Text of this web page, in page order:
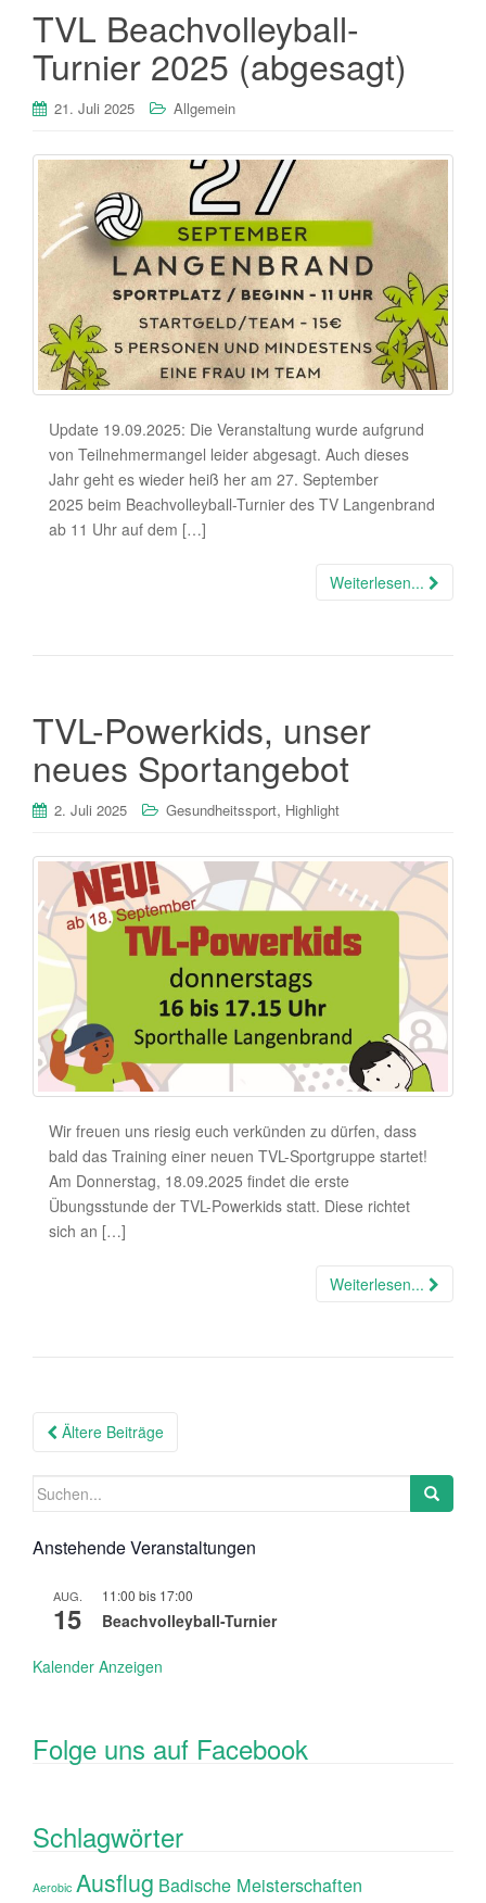
TVL Beachvolleyball-
Turnier 2025 (abgesagt)
21. Juli 2025 Allgemein
Update 19.09.2025: Die Veranstaltung wurde aufgrund
von Teilnehmermangel leider abgesagt. Auch dieses
Jahr geht es wieder heiß her am 27. September
2025 beim Beachvolleyball-Turnier des TV Langenbrand
ab 11 Uhr auf dem […]
Weiterlesen...
TVL-Powerkids, unser
neues Sportangebot
2. Juli 2025 Gesundheitssport, Highlight
Wir freuen uns riesig euch verkünden zu dürfen, dass
bald das Training einer neuen TVL-Sportgruppe startet!
Am Donnerstag, 18.09.2025 findet die erste
Übungsstunde der TVL-Powerkids statt. Diese richtet
sich an […]
Weiterlesen...
Beitragsnavigation
Ältere Beiträge
Suchen
Anstehende Veranstaltungen
AUG.
15
11:00 bis 17:00
Beachvolleyball-Turnier
Kalender Anzeigen
Folge uns auf Facebook
Schlagwörter
Aerobic Ausflug Badische Meisterschaften